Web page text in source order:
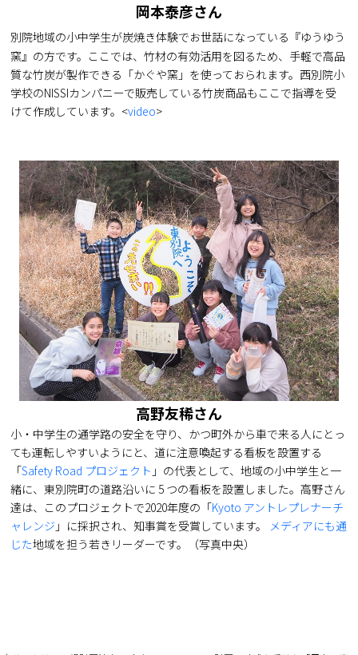
岡本泰彦さん
別院地域の小中学生が炭焼き体験でお世話になっている『ゆうゆう
窯』の方です。ここでは、竹材の有効活用を図るため、手軽で高品
質な竹炭が製作できる「かぐや窯」を使っておられます。西別院小
学校のNISSIカンパニーで販売している竹炭商品もここで指導を受
けて作成しています。<video>
高野友稀さん
小・中学生の通学路の安全を守り、かつ町外から車で来る人にとっ
ても運転しやすいようにと、道に注意喚起する看板を設置する
「Safety Road プロジェクト 」の代表として、地域の小中学生と一
緒に、東別院町の道路沿いに 5 つの看板を設置しました。高野さん
達は、このプロジェクトで2020年度の「Kyoto アントレプレナーチ
ャレンジ 」に採択され、知事賞を受賞しています。 メディアにも通
じた地域を担う若きリーダーです。（写真中央）